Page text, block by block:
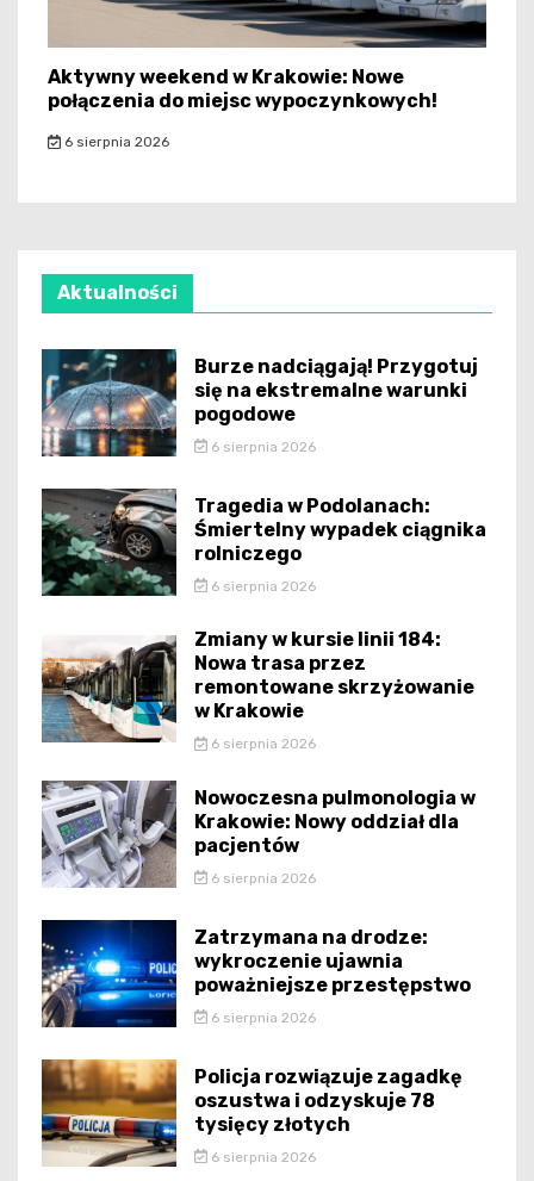
Aktywny weekend w Krakowie: Nowe
połączenia do miejsc wypoczynkowych!
6 sierpnia 2026
Aktualności
Burze nadciągają! Przygotuj
się na ekstremalne warunki
pogodowe
6 sierpnia 2026
Tragedia w Podolanach:
Śmiertelny wypadek ciągnika
rolniczego
6 sierpnia 2026
Zmiany w kursie linii 184:
Nowa trasa przez
remontowane skrzyżowanie
w Krakowie
6 sierpnia 2026
Nowoczesna pulmonologia w
Krakowie: Nowy oddział dla
pacjentów
6 sierpnia 2026
Zatrzymana na drodze:
wykroczenie ujawnia
poważniejsze przestępstwo
6 sierpnia 2026
Policja rozwiązuje zagadkę
oszustwa i odzyskuje 78
tysięcy złotych
6 sierpnia 2026